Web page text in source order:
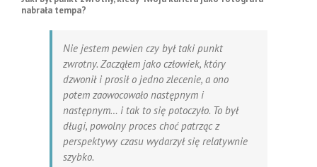
nabrała tempa?
Nie jestem pewien czy był taki punkt
zwrotny. Zacząłem jako człowiek, który
dzwonił i prosił o jedno zlecenie, a ono
potem zaowocowało następnym i
następnym… i tak to się potoczyło. To był
długi, powolny proces choć patrząc z
perspektywy czasu wydarzył się relatywnie
szybko.